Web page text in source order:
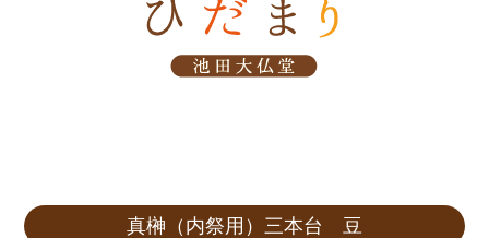
真榊（内祭用）三本台 豆